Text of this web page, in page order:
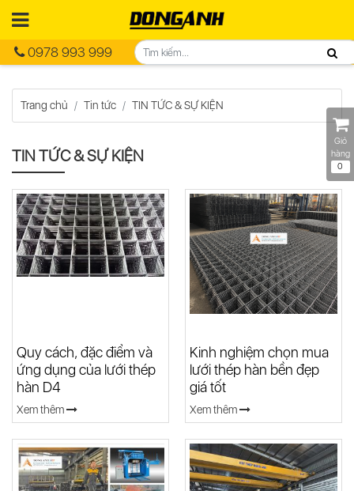
0978 993 999
Giỏ
hàng
0
Trang chủ Tin tức TIN TỨC & SỰ KIỆN
TIN TỨC & SỰ KIỆN
Quy cách, đặc điểm và
ứng dụng của lưới thép
hàn D4
Xem thêm
Kinh nghiệm chọn mua
lưới thép hàn bền đẹp
giá tốt
Xem thêm